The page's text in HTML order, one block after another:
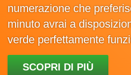
numerazione che
minuto avrai a
verde perfettamente
SCOPRI DI PIÙ